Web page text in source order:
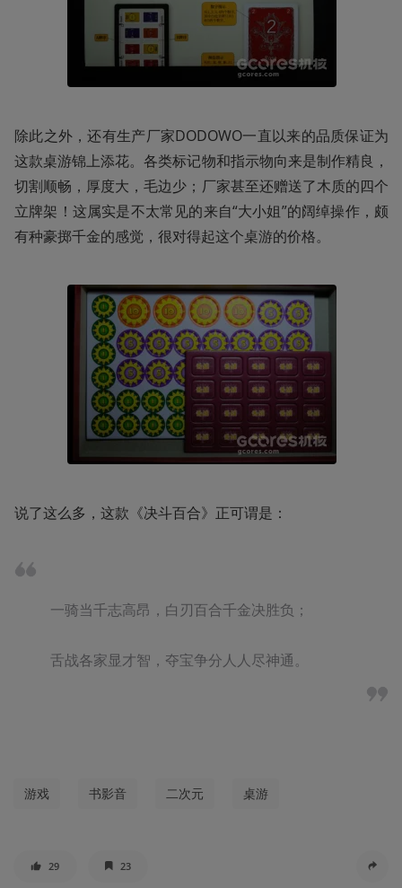
除此之外，还有生产厂家DODOWO一直以来的品质保证为
这款桌游锦上添花。各类标记物和指示物向来是制作精良，
切割顺畅，厚度大，毛边少；厂家甚至还赠送了木质的四个
立牌架！这属实是不太常见的来自“大小姐”的阔绰操作，颇
有种豪掷千金的感觉，很对得起这个桌游的价格。
说了这么多，这款《决斗百合》正可谓是：
一骑当千志高昂，白刃百合千金决胜负；
舌战各家显才智，夺宝争分人人尽神通。
游戏 书影音 二次元 桌游
29 23